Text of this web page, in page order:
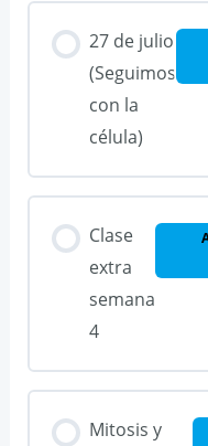
27 de julio
(Seguimos
con la
célula)
Clase
extra
semana
4
Mitosis y